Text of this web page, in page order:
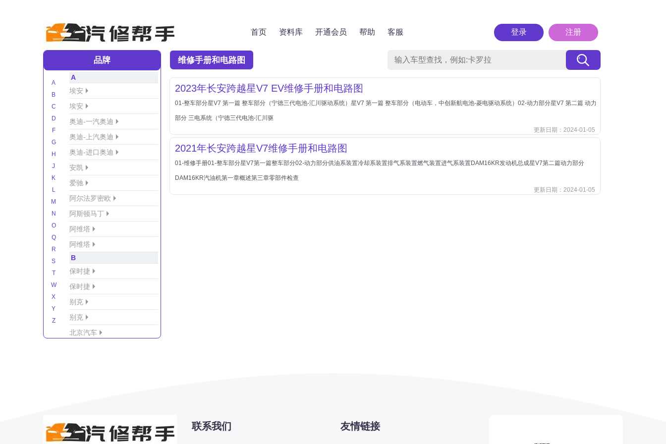
首页 资料库 开通会员 帮助 客服 登录 注册
品牌
A
B
C
D
F
G
H
J
K
L
M
N
O
Q
R
S
T
W
X
Y
Z
A
埃安
埃安
奥迪-一汽奥迪
奥迪-上汽奥迪
奥迪-进口奥迪
安凯
爱驰
阿尔法罗密欧
阿斯顿马丁
阿维塔
阿维塔
B
保时捷
保时捷
别克
别克
北京汽车
北汽幻速
北汽新能源
维修手册和电路图
2023年长安跨越星V7 EV维修手册和电路图
01-整车部分星V7 第一篇 整车部分（宁德三代电池-汇川驱动系统）星V7 第一篇 整车部分（电动车，中创新航电池-菱电驱动系统）02-动力部分星V7 第二篇 动力
部分 三电系统（宁德三代电池-汇川驱
更新日期：2024-01-05
2021年长安跨越星V7维修手册和电路图
01-维修手册01-整车部分星V7第一篇整车部分02-动力部分供油系装置冷却系装置排气系装置燃气装置进气系装置DAM16KR发动机总成星V7第二篇动力部分
DAM16KR汽油机第一章概述第三章零部件检查
更新日期：2024-01-05
联系我们 友情链接